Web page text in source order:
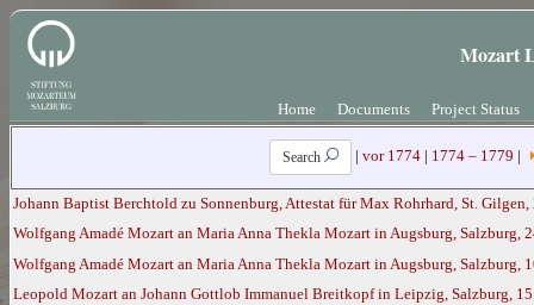
Mozart
Home Documents Project Status
Search | vor 1774| 1774 – 1779 |
Johann Baptist Berchtold zu Sonnenburg, Attestat für Max Rohrhard, St.
Wolfgang Amadé Mozart an Maria Anna Thekla Mozart in Augsburg, Salzburg,
Wolfgang Amadé Mozart an Maria Anna Thekla Mozart in Augsburg, Salzburg,
Leopold Mozart an Johann Gottlob Immanuel Breitkopf in Leipzig, Salzburg,